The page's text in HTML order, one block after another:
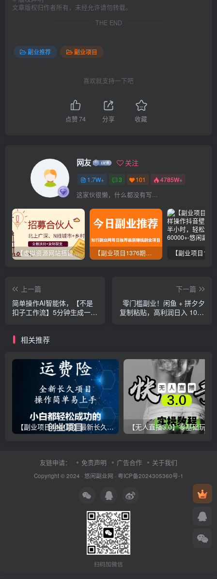
文章版权归作者所有，未经允许请勿转载。
THE END
副业推荐 副业项目
喜欢就支持一下吧
点赞74 分享 收藏
网友 关注
1.7W+ 3 101 4785W+
这家伙很懒，什么都没有写...
【虚拟资源网站搭建服务】加盟本站系统，做一个和本站一样的独立网站，躺赚的项目 【副业项目1376期】龟课最新闲鱼项目玩法实战教程_全新升级月收益几千到几万
上一篇
简单操作AI智能体，【不是
扣子工作流】5分钟生成一个
下一篇
零门槛副业！闲鱼 + 拼夕夕
复制粘贴，高利润日入 1000
相关推荐
【副业项目4441期】最新长久稳定暴利项目，运费险全新玩法，日赚1000（包含详细教程，全程指导）
友链申请： 免责声明 广告合作 关于我们
Copyright © 2024 · 悠闲副业网 · 粤ICP备2024305360号-1
扫码加微信